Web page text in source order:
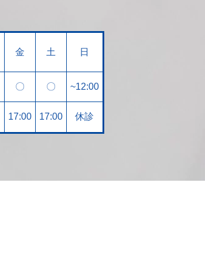
金 土 日
〇 〇 ~12:00
17:00 17:00 休診